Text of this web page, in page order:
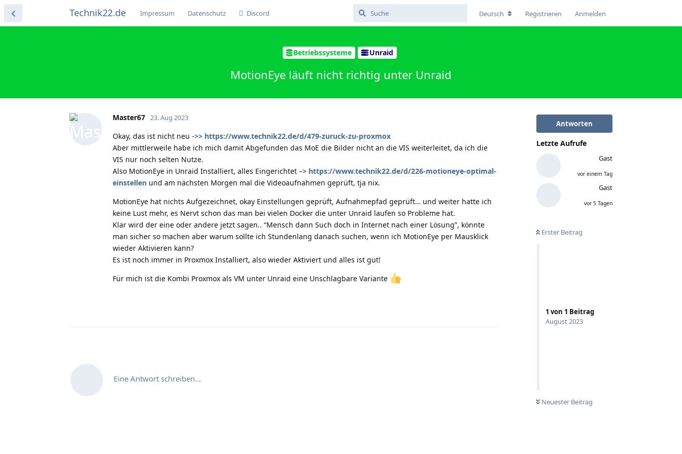
Technik22.de Impressum Datenschutz Discord Deutsch Registrieren Anmelden
Betriebssysteme Unraid
MotionEye läuft nicht richtig unter Unraid
Antworten
Letzte Aufrufe
Gast
vor einem Tag
Gast
vor 5 Tagen
Erster Beitrag
1 von 1 Beitrag
August 2023
Neuester Beitrag
Master67 23. Aug 2023
Okay, das ist nicht neu ->> https://www.technik22.de/d/479-zuruck-zu-proxmox
Aber mittlerweile habe ich mich damit Abgefunden das MoE die Bilder nicht an die VIS weiterleitet, da ich die
VIS nur noch selten Nutze.
Also MotionEye in Unraid Installiert, alles Eingerichtet –> https://www.technik22.de/d/226-motioneye-optimal-
einstellen und am nächsten Morgen mal die Videoaufnahmen geprüft, tja nix.
MotionEye hat nichts Aufgezeichnet, okay Einstellungen geprüft, Aufnahmepfad geprüft… und weiter hatte ich
keine Lust mehr, es Nervt schon das man bei vielen Docker die unter Unraid laufen so Probleme hat.
Klar wird der eine oder andere jetzt sagen.. “Mensch dann Such doch in Internet nach einer Lösung”, könnte
man sicher so machen aber warum sollte ich Stundenlang danach suchen, wenn ich MotionEye per Mausklick
wieder Aktivieren kann?
Es ist noch immer in Proxmox Installiert, also wieder Aktiviert und alles ist gut!
Für mich ist die Kombi Proxmox als VM unter Unraid eine Unschlagbare Variante
Eine Antwort schreiben…